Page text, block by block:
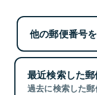
他の郵便番号
最近検索した
過去に検索した郵